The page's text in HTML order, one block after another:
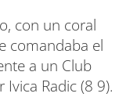
con un coral
comandaba el
a un Club
Radic (8 9).